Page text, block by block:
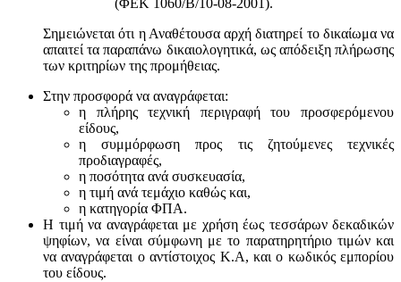
(ΦΕΚ 1060/Β/10-08-2001).
Σημειώνεται ότι η Αναθέτουσα αρχή διατηρεί το δικαίωμα να
απαιτεί τα παραπάνω δικαιολογητικά, ως απόδειξη πλήρωσης
των κριτηρίων της προμήθειας.
Στην προσφορά να αναγράφεται:
η πλήρης τεχνική περιγραφή του προσφερόμενου
είδους,
η συμμόρφωση προς τις ζητούμενες τεχνικές
προδιαγραφές,
η ποσότητα ανά συσκευασία,
η τιμή ανά τεμάχιο καθώς και,
η κατηγορία ΦΠΑ.
Η τιμή να αναγράφεται με χρήση έως τεσσάρων δεκαδικών
ψηφίων, να είναι σύμφωνη με το παρατηρητήριο τιμών και
να αναγράφεται ο αντίστοιχος Κ.Α, και ο κωδικός εμπορίου
του είδους.